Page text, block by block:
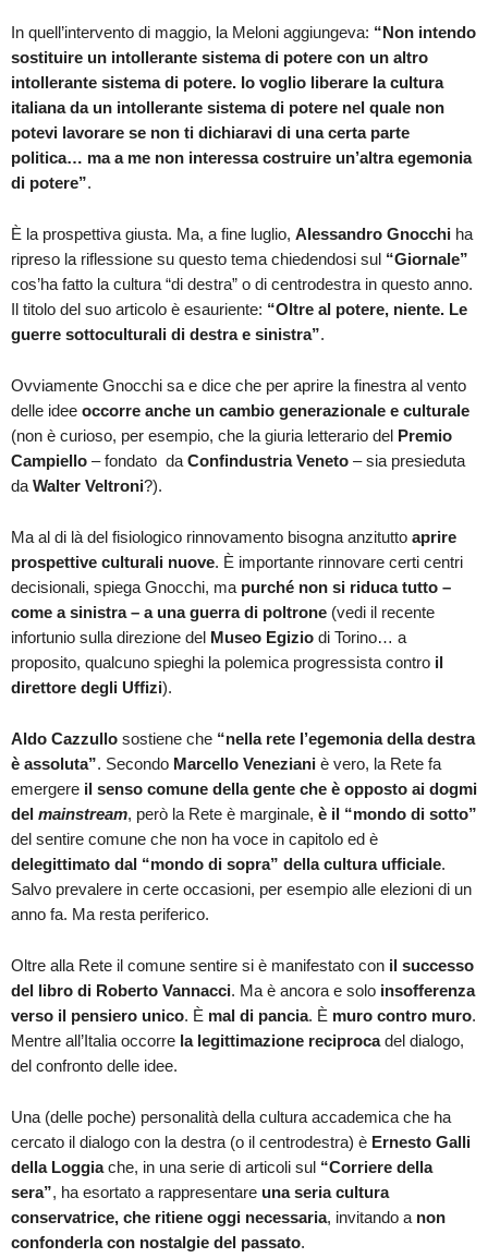
In quell’intervento di maggio, la Meloni aggiungeva: “Non intendo
sostituire un intollerante sistema di potere con un altro
intollerante sistema di potere. Io voglio liberare la cultura
italiana da un intollerante sistema di potere nel quale non
potevi lavorare se non ti dichiaravi di una certa parte
politica… ma a me non interessa costruire un’altra egemonia
di potere”.
È la prospettiva giusta. Ma, a fine luglio, Alessandro Gnocchi ha
ripreso la riflessione su questo tema chiedendosi sul “Giornale”
cos’ha fatto la cultura “di destra” o di centrodestra in questo anno.
Il titolo del suo articolo è esauriente: “Oltre al potere, niente. Le
guerre sottoculturali di destra e sinistra”.
Ovviamente Gnocchi sa e dice che per aprire la finestra al vento
delle idee occorre anche un cambio generazionale e culturale
(non è curioso, per esempio, che la giuria letterario del Premio
Campiello – fondato da Confindustria Veneto – sia presieduta
da Walter Veltroni?).
Ma al di là del fisiologico rinnovamento bisogna anzitutto aprire
prospettive culturali nuove. È importante rinnovare certi centri
decisionali, spiega Gnocchi, ma purché non si riduca tutto –
come a sinistra – a una guerra di poltrone (vedi il recente
infortunio sulla direzione del Museo Egizio di Torino… a
proposito, qualcuno spieghi la polemica progressista contro il
direttore degli Uffizi).
Aldo Cazzullo sostiene che “nella rete l’egemonia della destra
è assoluta”. Secondo Marcello Veneziani è vero, la Rete fa
emergere il senso comune della gente che è opposto ai dogmi
del mainstream, però la Rete è marginale, è il “mondo di sotto”
del sentire comune che non ha voce in capitolo ed è
delegittimato dal “mondo di sopra” della cultura ufficiale.
Salvo prevalere in certe occasioni, per esempio alle elezioni di un
anno fa. Ma resta periferico.
Oltre alla Rete il comune sentire si è manifestato con il successo
del libro di Roberto Vannacci. Ma è ancora e solo insofferenza
verso il pensiero unico. È mal di pancia. È muro contro muro.
Mentre all’Italia occorre la legittimazione reciprocadel dialogo,
del confronto delle idee.
Una (delle poche) personalità della cultura accademica che ha
cercato il dialogo con la destra (o il centrodestra) è Ernesto Galli
della Loggiache, in una serie di articoli sul “Corriere della
sera”, ha esortato a rappresentare una seria cultura
conservatrice, che ritiene oggi necessaria, invitando a non
confonderla con nostalgie del passato.